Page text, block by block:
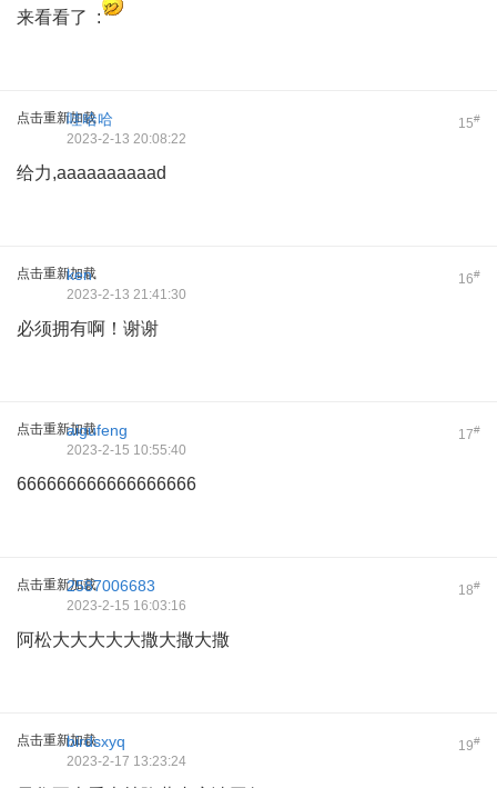
来看看了 :
点击重新加载 15#
哇哈哈
2023-2-13 20:08:22
给力,aaaaaaaaaad
点击重新加载 16#
ken
2023-2-13 21:41:30
必须拥有啊！谢谢
点击重新加载 17#
aigufeng
2023-2-15 10:55:40
666666666666666666
点击重新加载 18#
2587006683
2023-2-15 16:03:16
阿松大大大大大撒大撒大撒
点击重新加载 19#
birdsxyq
2023-2-17 13:23:24